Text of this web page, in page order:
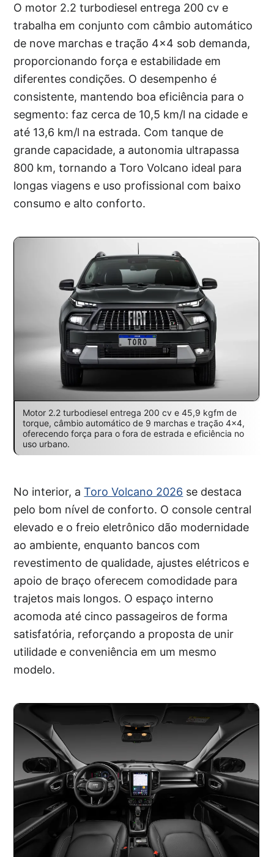
O motor 2.2 turbodiesel entrega 200 cv e
trabalha em conjunto com câmbio automático
de nove marchas e tração 4×4 sob demanda,
proporcionando força e estabilidade em
diferentes condições. O desempenho é
consistente, mantendo boa eficiência para o
segmento: faz cerca de 10,5 km/l na cidade e
até 13,6 km/l na estrada. Com tanque de
grande capacidade, a autonomia ultrapassa
800 km, tornando a Toro Volcano ideal para
longas viagens e uso profissional com baixo
consumo e alto conforto.
Motor 2.2 turbodiesel entrega 200 cv e 45,9 kgfm de
torque, câmbio automático de 9 marchas e tração 4×4,
oferecendo força para o fora de estrada e eficiência no
uso urbano.
No interior, aToro Volcano 2026 se destaca
pelo bom nível de conforto. O console central
elevado e o freio eletrônico dão modernidade
ao ambiente, enquanto bancos com
revestimento de qualidade, ajustes elétricos e
apoio de braço oferecem comodidade para
trajetos mais longos. O espaço interno
acomoda até cinco passageiros de forma
satisfatória, reforçando a proposta de unir
utilidade e conveniência em um mesmo
modelo.